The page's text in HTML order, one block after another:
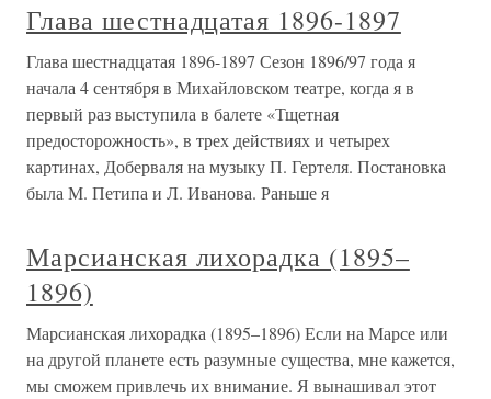
Глава шестнадцатая 1896-1897
Глава шестнадцатая 1896-1897 Сезон 1896/97 года я
начала 4 сентября в Михайловском театре, когда я в
первый раз выступила в балете «Тщетная
предосторожность», в трех действиях и четырех
картинах, Доберваля на музыку П. Гертеля. Постановка
была М. Петипа и Л. Иванова. Раньше я
Марсианская лихорадка (1895–
1896)
Марсианская лихорадка (1895–1896) Если на Марсе или
на другой планете есть разумные существа, мне кажется,
мы сможем привлечь их внимание. Я вынашивал этот